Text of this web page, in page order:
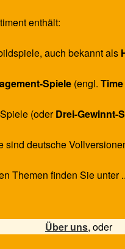
enthält:
auch bekannt als
Spiele(engl.
(oderDrei-Gewinnt-
sind deutsche
Themen finden Sie unter
Über uns, oder